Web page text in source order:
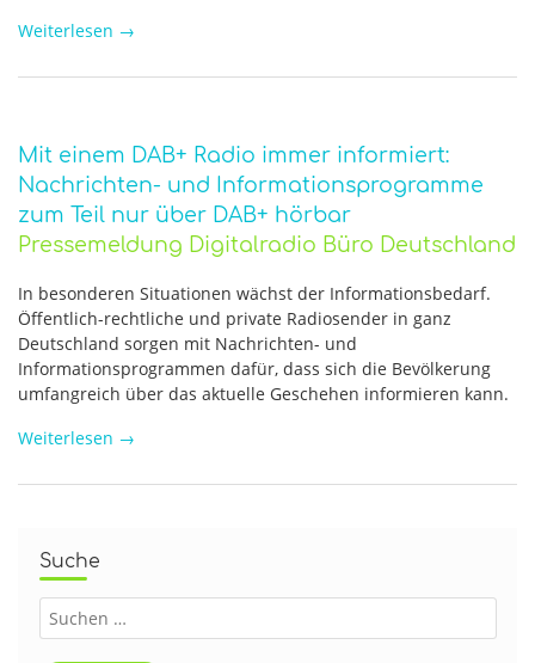
Weiterlesen →
Mit einem DAB+ Radio immer informiert:
Nachrichten- und Informationsprogramme
zum Teil nur über DAB+ hörbar
Pressemeldung Digitalradio Büro Deutschland
In besonderen Situationen wächst der Informationsbedarf.
Öffentlich-rechtliche und private Radiosender in ganz
Deutschland sorgen mit Nachrichten- und
Informationsprogrammen dafür, dass sich die Bevölkerung
umfangreich über das aktuelle Geschehen informieren kann.
Weiterlesen →
Suche